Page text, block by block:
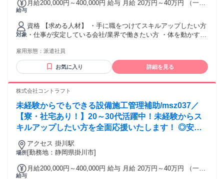
給与
月給200,000円～400,000円 給与 月給 20万円～40万円 （一律
考慮し決定します。 ・賞与あり ・昇給あり ・交通費支給 交
通費：交通費支給
対象
資格 【求める人材】 ・手に職をつけてスキルアップしたい方
・仕事が安定している会社/業界で働きたい方 ・体を動かすこ
ャリアアップしたい方 ・フリーターから正社員を目指してい
る方 ・異業種からの転職でチャレンジしたい方 （飲食・販
売・製造業出身の方が活躍中！）
雇用形態： 派遣社員
お気に入り 詳細を見る
株式会社コントラフト
未経験からでもできる設備施工管理補助/msz037／
【寮・社宅あり！】20～30代活躍中！未経験からス
キルアップしたい方を全面応援いたします！ ◎安定
して長く働くことができる！建設業を支えるお仕事で
す。
場所
アクセス 掛川駅
[勤務地：静岡県掛川市]
給与
月給200,000円～400,000円 給与 月給 20万円～40万円 （一律